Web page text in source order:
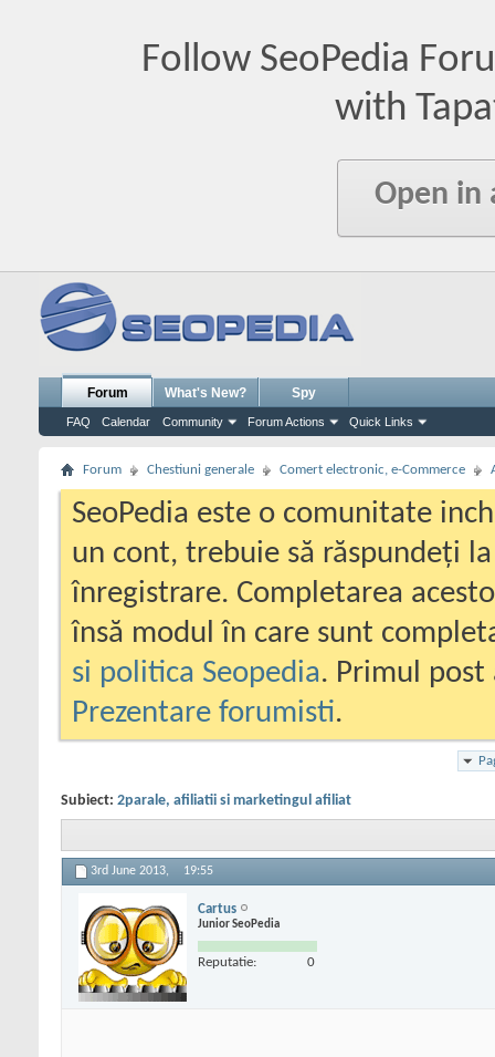
Follow SeoPedia
with
Open in
Forum
FAQ Calendar Community Forum Actions Quick Links
What's New? Spy
Forum Chestiuni generale Comert electronic, e-Commerce
SeoPedia este o comunitate
un cont, trebuie să răspundeți
înregistrare. Completarea
însă modul în care sunt
si politica Seopedia. Primul
Prezentare forumisti.
Subiect: 2parale, afiliatii si marketingul afiliat
3rd June 2013, 19:55
Cartus
Junior SeoPedia
Reputatie: 0